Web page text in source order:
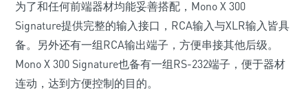
为了和任何前端器材均能妥善搭配，Mono X 300
Signature提供完整的输入接口，RCA输入与XLR输入皆具
备。另外还有一组RCA输出端子，方便串接其他后级。
Mono X 300 Signature也备有一组RS-232端子，便于器材
连动，达到方便控制的目的。